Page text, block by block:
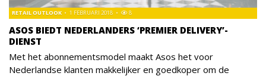
ASOS BIEDT NEDERLANDERS ‘PREMIER DELIVERY’-
DIENST
RETAIL OUTLOOK 1 FEBRUARI 2018 8
Met het abonnementsmodel maakt Asos het voor
Nederlandse klanten makkelijker en goedkoper om de